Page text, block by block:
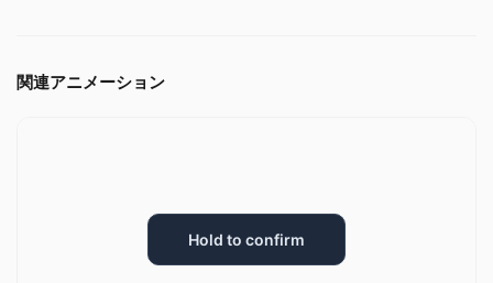
関連アニメーション